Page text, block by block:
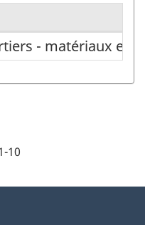
- matériaux
- matériaux et
10